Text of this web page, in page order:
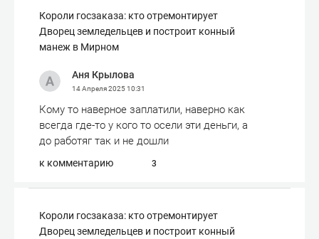
Короли госзаказа: кто отремонтирует
Дворец земледельцев и построит конный
манеж в Мирном
Аня Крылова
14 Апреля 202510:31
Кому то наверное заплатили, наверно как
всегда где-то у кого то осели эти деньги, а
до работяг так и не дошли
к комментарию 3
Короли госзаказа: кто отремонтирует
Дворец земледельцев и построит конный